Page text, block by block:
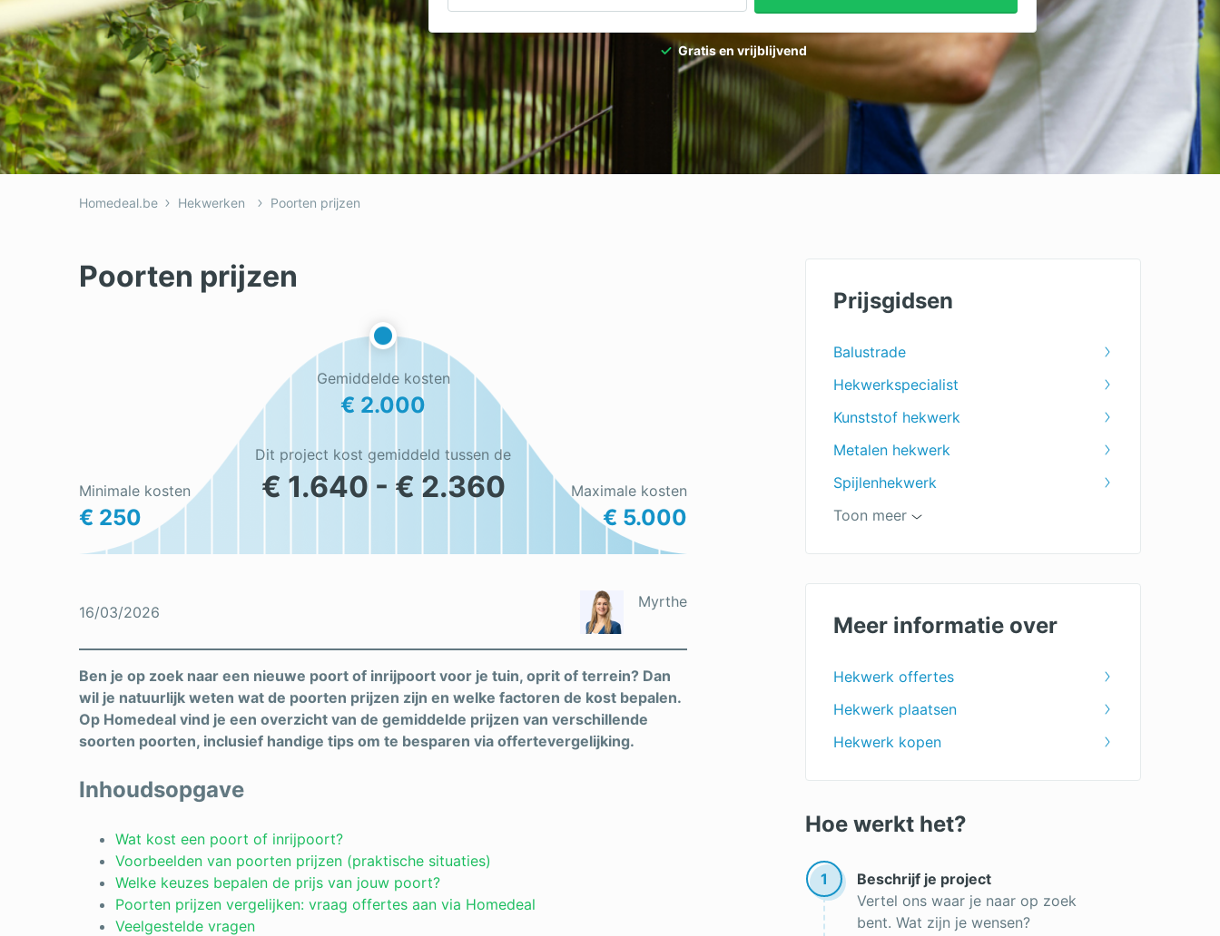
Gratis en vrijblijvend
Homedeal.be Hekwerken Poorten prijzen
Poorten prijzen
Minimale kosten
€ 250
Gemiddelde kosten
€ 2.000
Maximale kosten
€ 5.000
Dit project kost gemiddeld tussen de
€ 1.640 - € 2.360
16/03/2026
Myrthe
Ben je op zoek naar een nieuwe poort of inrijpoort voor je tuin, oprit of terrein? Dan
wil je natuurlijk weten wat de poorten prijzen zijn en welke factoren de kost bepalen.
Op Homedeal vind je een overzicht van de gemiddelde prijzen van verschillende
soorten poorten, inclusief handige tips om te besparen via offertevergelijking.
Inhoudsopgave
Wat kost een poort of inrijpoort?
Voorbeelden van poorten prijzen (praktische situaties)
Welke keuzes bepalen de prijs van jouw poort?
Poorten prijzen vergelijken: vraag offertes aan via Homedeal
Veelgestelde vragen
Prijsgidsen
Balustrade
Hekwerkspecialist
Kunststof hekwerk
Metalen hekwerk
Spijlenhekwerk
Sierhekwerk
Hekwerk
Balkonhekwerk
Dubbelstaafmat
Toon meer
Meer informatie over
Hekwerk offertes
Hekwerk plaatsen
Hekwerk kopen
Hoe werkt het?
1
Beschrijf je project
Vertel ons waar je naar op zoek
bent. Wat zijn je wensen?